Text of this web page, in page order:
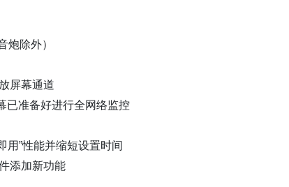
炮除外）
屏幕通道
已准备好进行全网络监控
”性能并缩短设置时间
添加新功能